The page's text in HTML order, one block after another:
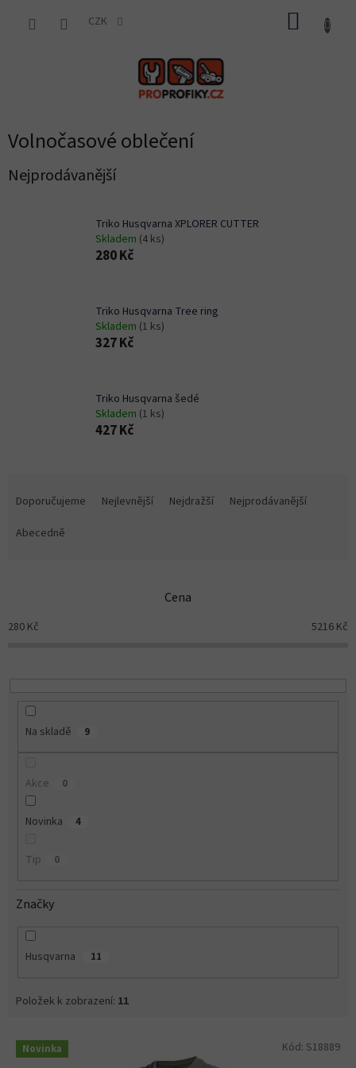
CZK
Volnočasové oblečení
Nejprodávanější
Triko Husqvarna XPLORER CUTTER
Skladem (4 ks)
280 Kč
Triko Husqvarna Tree ring
Skladem (1 ks)
327 Kč
Triko Husqvarna šedé
Skladem (1 ks)
427 Kč
o
Doporučujeme Nejlevnější Nejdražší
Nejprodávanější
Abecedně
Cena
280 Kč 5216 Kč
Na skladě 9
Akce 0
Novinka 4
Tip 0
Značky
Husqvarna 11
Položek k zobrazení: 11
Novinka Kód: S18889